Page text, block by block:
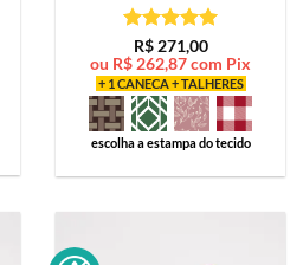
Avaliação5
de 5
R$271,00
ou R$ 262,87com Pix
+ 1 CANECA + TALHERES
escolha a estampa do tecido